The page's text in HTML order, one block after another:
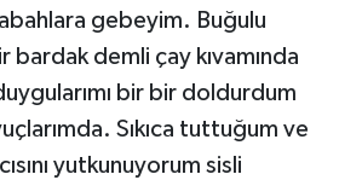
gebeyim. Buğulu
bardak demli çay kıvamında
bir bir doldurdum
Sıkıca tuttuğum ve
yutkunuyorum sisli